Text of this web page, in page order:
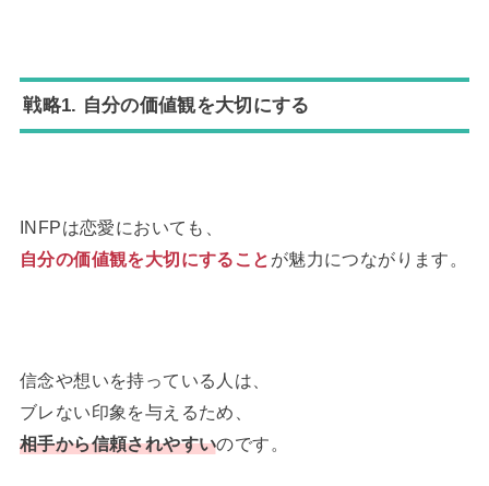
戦略1. 自分の価値観を大切にする
INFPは恋愛においても、
自分の価値観を大切にすること が魅力につながります。
信念や想いを持っている人は、
ブレない印象を与えるため、
相手から信頼されやすいのです。